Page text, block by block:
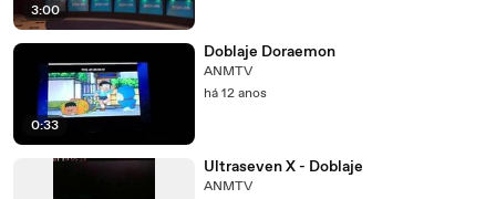
3:00
0:33
Doblaje Doraemon
ANMTV
há 12 anos
Ultraseven X - Doblaje
ANMTV